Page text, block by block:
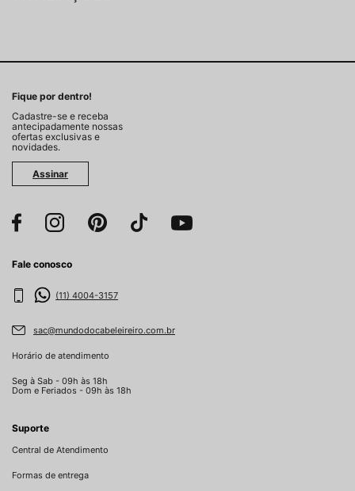
Fique por dentro!
Cadastre-se e receba
antecipadamente nossas
ofertas exclusivas e
novidades.
Assinar
Fale conosco
(11) 4004-3157
sac@mundodocabeleireiro.com.br
Horário de atendimento
Seg à Sab - 09h às 18h
Dom e Feriados - 09h às 18h
Suporte
Central de Atendimento
Formas de entrega